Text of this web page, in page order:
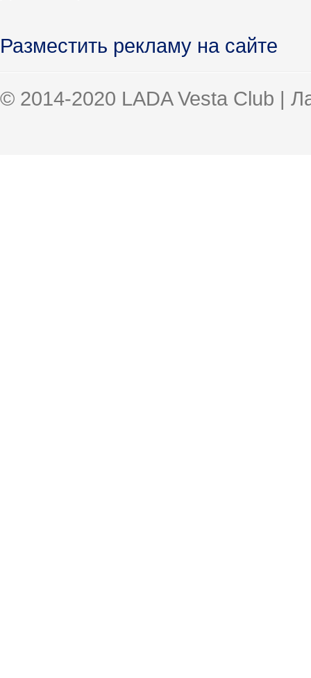
Разместить рекламу на сайте
© 2014-2020 LADA Vesta Club |